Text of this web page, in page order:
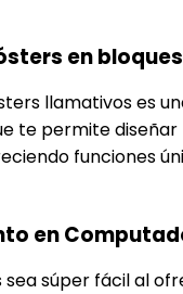
en
llamativos es
te permite
funciones
en
súper fácil al